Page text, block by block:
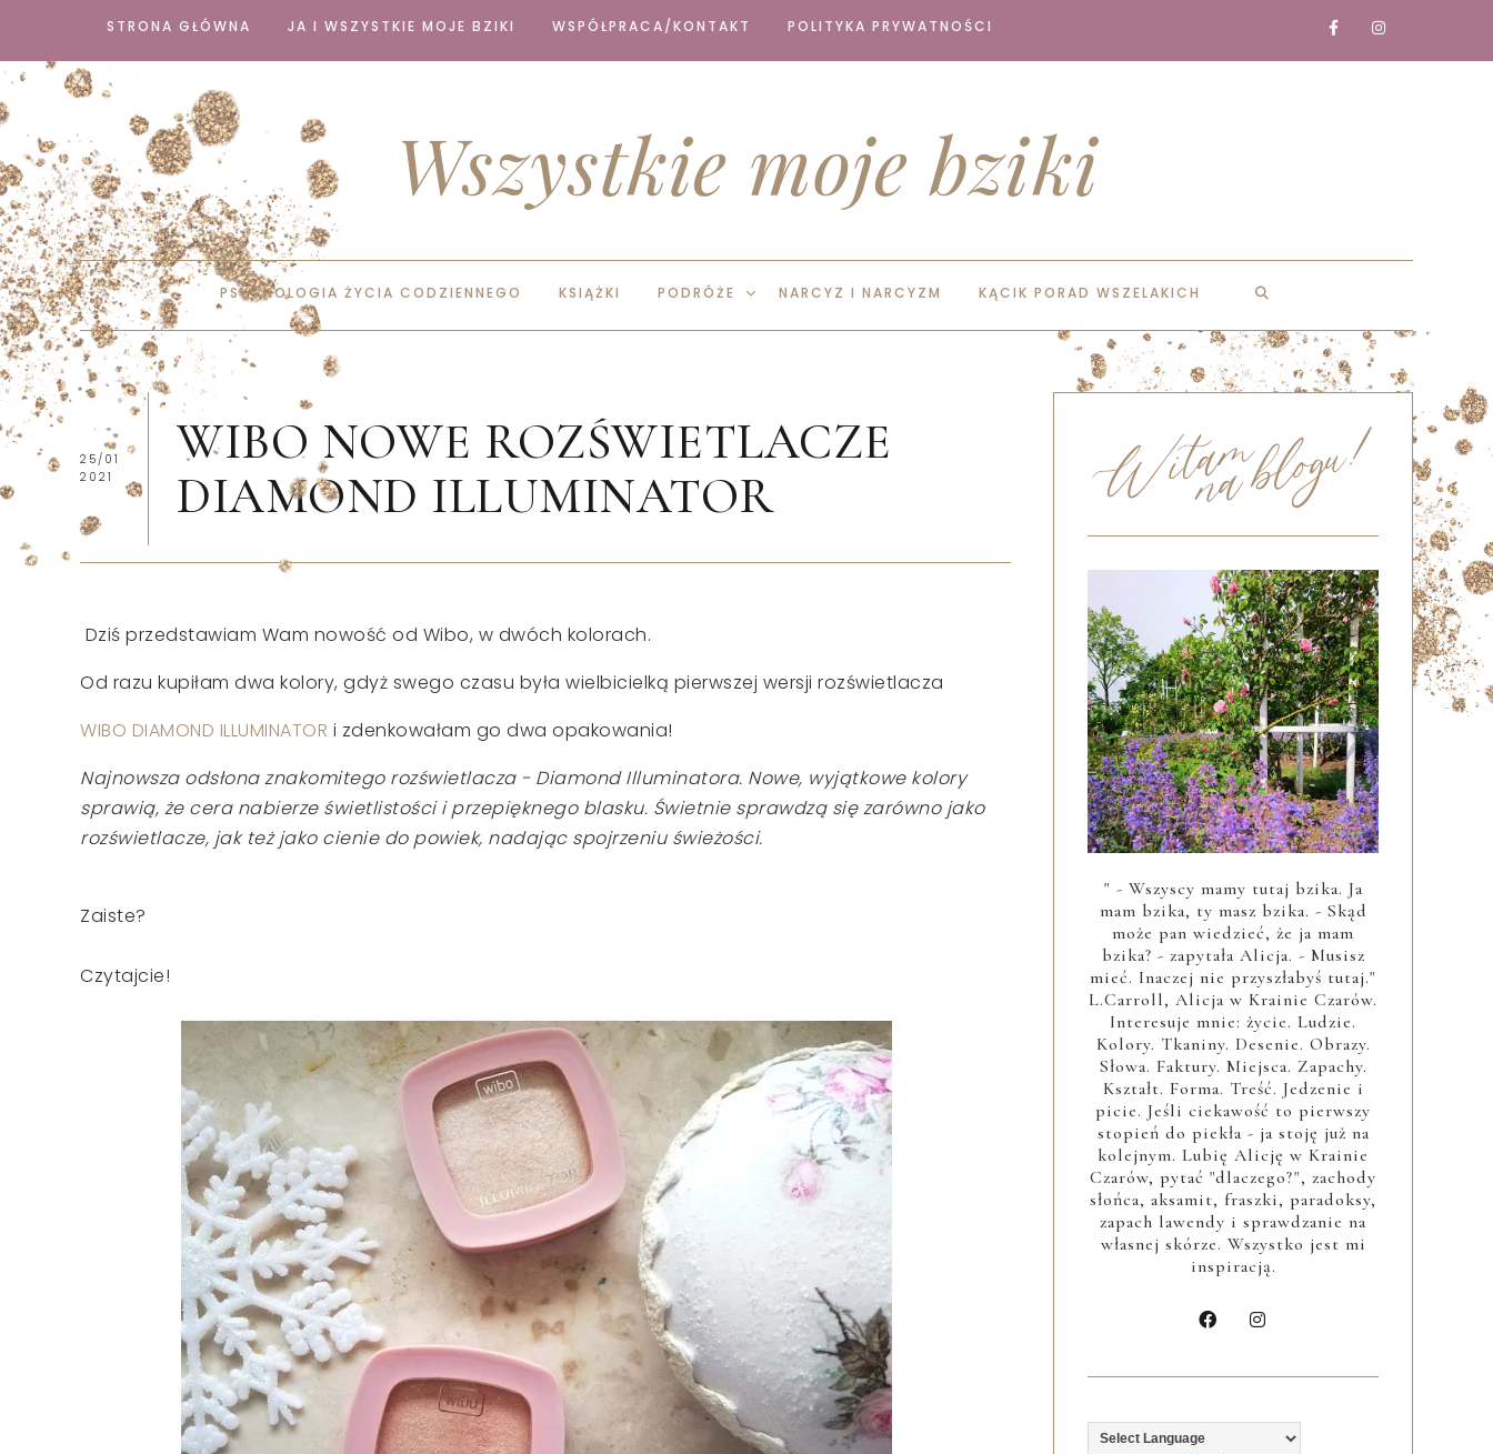
STRONA GŁÓWNA JA I WSZYSTKIE MOJE BZIKI WSPÓŁPRACA/KONTAKT POLITYKA PRYWATNOŚCI
Wszystkie moje bziki
PSYCHOLOGIA ŻYCIA CODZIENNEGO KSIĄŻKI PODRÓŻE NARCYZ I NARCYZM KĄCIK PORAD WSZELAKICH
25/01
2021
WIBO NOWE ROZŚWIETLACZE
DIAMOND ILLUMINATOR
Dziś przedstawiam Wam nowość od Wibo, w dwóch kolorach.
Od razu kupiłam dwa kolory, gdyż swego czasu była wielbicielką pierwszej wersji rozświetlacza
WIBO DIAMOND ILLUMINATOR i zdenkowałam go dwa opakowania!
Najnowsza odsłona znakomitego rozświetlacza - Diamond Illuminatora. Nowe, wyjątkowe kolory
sprawią, że cera nabierze świetlistości i przepięknego blasku. Świetnie sprawdzą się zarówno jako
rozświetlacze, jak też jako cienie do powiek, nadając spojrzeniu świeżości.
Zaiste?
Czytajcie!
" - Wszyscy mamy tutaj bzika. Ja
mam bzika, ty masz bzika. - Skąd
może pan wiedzieć, że ja mam
bzika? - zapytała Alicja. - Musisz
mieć. Inaczej nie przyszłabyś tutaj."
L.Carroll, Alicja w Krainie Czarów.
Interesuje mnie: życie. Ludzie.
Kolory. Tkaniny. Desenie. Obrazy.
Słowa. Faktury. Miejsca. Zapachy.
Kształt. Forma. Treść. Jedzenie i
picie. Jeśli ciekawość to pierwszy
stopień do piekła - ja stoję już na
kolejnym. Lubię Alicję w Krainie
Czarów, pytać "dlaczego?", zachody
słońca, aksamit, fraszki, paradoksy,
zapach lawendy i sprawdzanie na
własnej skórze. Wszystko jest mi
inspiracją.